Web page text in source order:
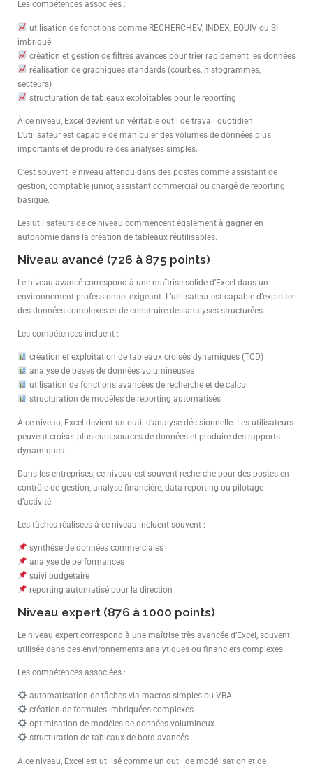
Les compétences associées :
utilisation de fonctions comme RECHERCHEV, INDEX, EQUIV ou SI
imbriqué
création et gestion de filtres avancés pour trier rapidement les données
réalisation de graphiques standards (courbes, histogrammes,
secteurs)
structuration de tableaux exploitables pour le reporting
À ce niveau, Excel devient un véritable outil de travail quotidien.
L’utilisateur est capable de manipuler des volumes de données plus
importants et de produire des analyses simples.
C’est souvent le niveau attendu dans des postes comme assistant de
gestion, comptable junior, assistant commercial ou chargé de reporting
basique.
Les utilisateurs de ce niveau commencent également à gagner en
autonomie dans la création de tableaux réutilisables.
Niveau avancé (726 à 875 points)
Le niveau avancé correspond à une maîtrise solide d’Excel dans un
environnement professionnel exigeant. L’utilisateur est capable d’exploiter
des données complexes et de construire des analyses structurées.
Les compétences incluent :
création et exploitation de tableaux croisés dynamiques (TCD)
analyse de bases de données volumineuses
utilisation de fonctions avancées de recherche et de calcul
structuration de modèles de reporting automatisés
À ce niveau, Excel devient un outil d’analyse décisionnelle. Les utilisateurs
peuvent croiser plusieurs sources de données et produire des rapports
dynamiques.
Dans les entreprises, ce niveau est souvent recherché pour des postes en
contrôle de gestion, analyse financière, data reporting ou pilotage
d’activité.
Les tâches réalisées à ce niveau incluent souvent :
synthèse de données commerciales
analyse de performances
suivi budgétaire
reporting automatisé pour la direction
Niveau expert (876 à 1000 points)
Le niveau expert correspond à une maîtrise très avancée d’Excel, souvent
utilisée dans des environnements analytiques ou financiers complexes.
Les compétences associées :
automatisation de tâches via macros simples ou VBA
création de formules imbriquées complexes
optimisation de modèles de données volumineux
structuration de tableaux de bord avancés
À ce niveau, Excel est utilisé comme un outil de modélisation et de